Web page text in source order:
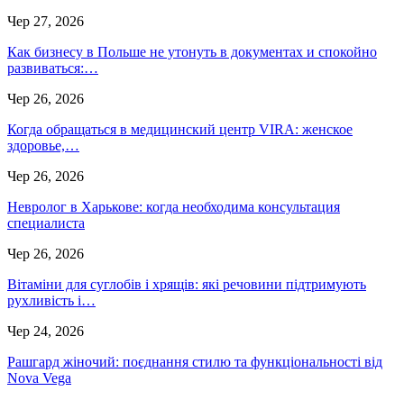
Чер 27, 2026
Как бизнесу в Польше не утонуть в документах и спокойно
развиваться:…
Чер 26, 2026
Когда обращаться в медицинский центр VIRA: женское
здоровье,…
Чер 26, 2026
Невролог в Харькове: когда необходима консультация
специалиста
Чер 26, 2026
Вітаміни для суглобів і хрящів: які речовини підтримують
рухливість і…
Чер 24, 2026
Рашгард жіночий: поєднання стилю та функціональності від
Nova Vega